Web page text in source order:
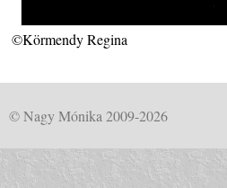
©Körmendy Regina
© Nagy Mónika 2009-2026